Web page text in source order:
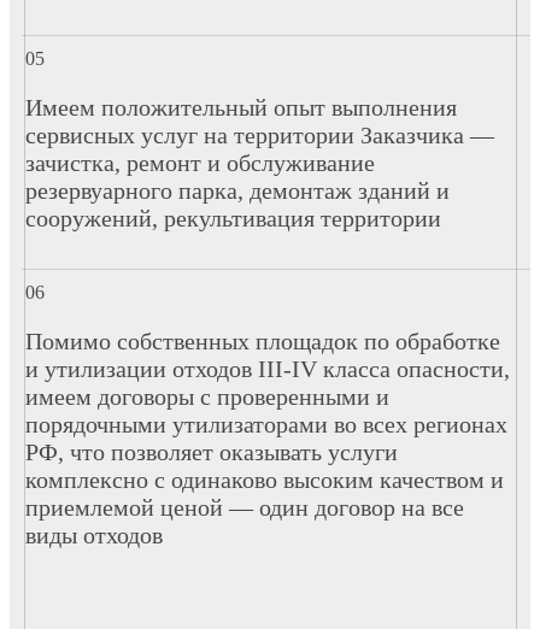
Имеем положительный опыт выполнения
сервисных услуг на территории Заказчика —
зачистка, ремонт и обслуживание
резервуарного парка, демонтаж зданий и
сооружений, рекультивация территории
Помимо собственных площадок по обработке
и утилизации отходов III-IV класса опасности,
имеем договоры с проверенными и
порядочными утилизаторами во всех регионах
РФ, что позволяет оказывать услуги
комплексно с одинаково высоким качеством и
приемлемой ценой — один договор на все
виды отходов